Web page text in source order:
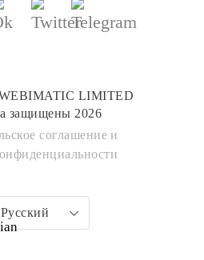
LIMITED
защищены 2026
соглашение и
Русский